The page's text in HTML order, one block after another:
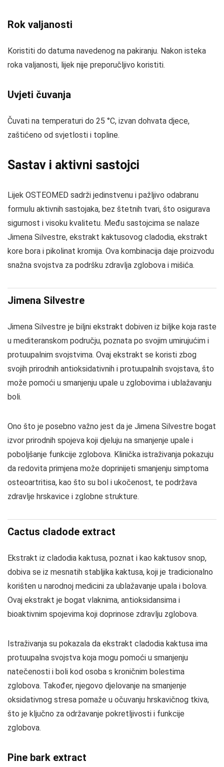
Rok valjanosti
Koristiti do datuma navedenog na pakiranju. Nakon isteka
roka valjanosti, lijek nije preporučljivo koristiti.
Uvjeti čuvanja
Čuvati na temperaturi do 25 °C, izvan dohvata djece,
zaštićeno od svjetlosti i topline.
Sastav i aktivni sastojci
Lijek OSTEOMED sadrži jedinstvenu i pažljivo odabranu
formulu aktivnih sastojaka, bez štetnih tvari, što osigurava
sigurnost i visoku kvalitetu. Među sastojcima se nalaze
Jimena Silvestre, ekstrakt kaktusovog cladodia, ekstrakt
kore bora i pikolinat kromija. Ova kombinacija daje proizvodu
snažna svojstva za podršku zdravlja zglobova i mišića.
Jimena Silvestre
Jimena Silvestre je biljni ekstrakt dobiven iz biljke koja raste
u mediteranskom području, poznata po svojim umirujućim i
protuupalnim svojstvima. Ovaj ekstrakt se koristi zbog
svojih prirodnih antioksidativnih i protuupalnih svojstava, što
može pomoći u smanjenju upale u zglobovima i ublažavanju
boli.
Ono što je posebno važno jest da je Jimena Silvestre bogat
izvor prirodnih spojeva koji djeluju na smanjenje upale i
poboljšanje funkcije zglobova. Klinička istraživanja pokazuju
da redovita primjena može doprinijeti smanjenju simptoma
osteoartritisa, kao što su bol i ukočenost, te podržava
zdravlje hrskavice i zglobne strukture.
Cactus cladode extract
Ekstrakt iz cladodia kaktusa, poznat i kao kaktusov snop,
dobiva se iz mesnatih stabljika kaktusa, koji je tradicionalno
korišten u narodnoj medicini za ublažavanje upala i bolova.
Ovaj ekstrakt je bogat vlaknima, antioksidansima i
bioaktivnim spojevima koji doprinose zdravlju zglobova.
Istraživanja su pokazala da ekstrakt cladodia kaktusa ima
protuupalna svojstva koja mogu pomoći u smanjenju
natečenosti i boli kod osoba s kroničnim bolestima
zglobova. Također, njegovo djelovanje na smanjenje
oksidativnog stresa pomaže u očuvanju hrskavičnog tkiva,
što je ključno za održavanje pokretljivosti i funkcije
zglobova.
Pine bark extract